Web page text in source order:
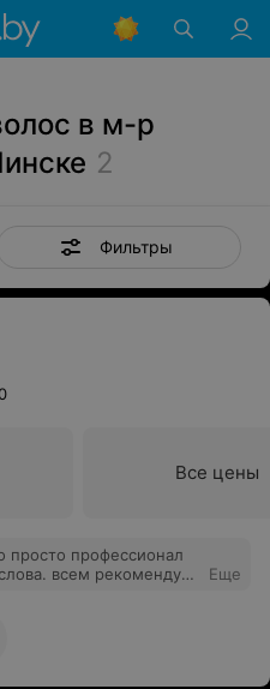
в м-р
2
Фильтры
Все цены
просто профессионал
всем рекомендую.
Еще